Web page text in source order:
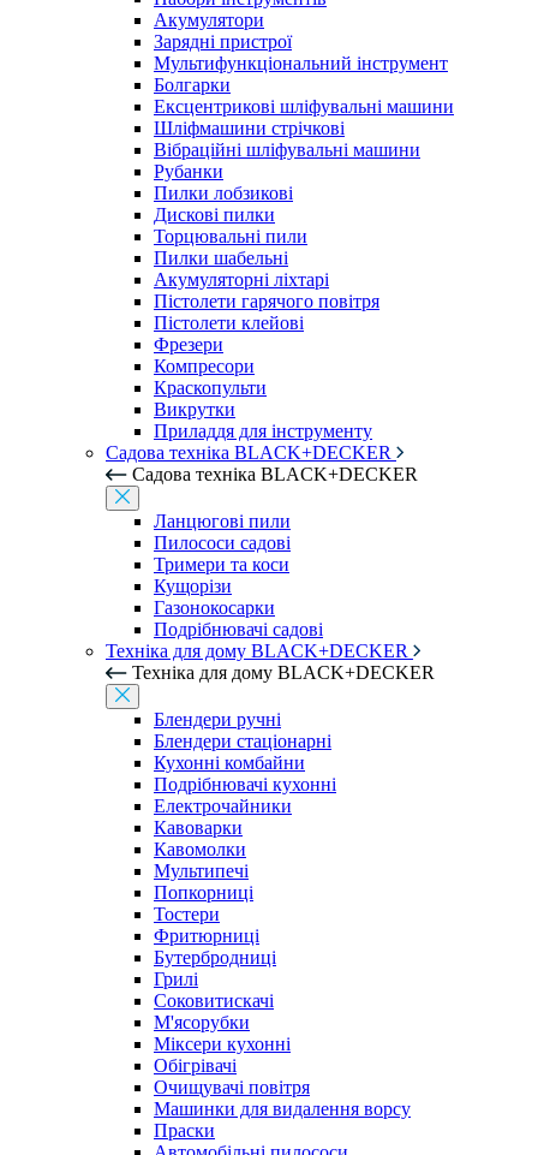
Акумулятори
Зарядні пристрої
Мультифункціональний інструмент
Болгарки
Ексцентрикові шліфувальні машини
Шліфмашини стрічкові
Вібраційні шліфувальні машини
Рубанки
Пилки лобзикові
Дискові пилки
Торцювальні пили
Пилки шабельні
Акумуляторні ліхтарі
Пістолети гарячого повітря
Пістолети клейові
Фрезери
Компресори
Краскопульти
Викрутки
Приладдя для інструменту
Садова техніка BLACK+DECKER
Садова техніка BLACK+DECKER
Ланцюгові пили
Пилососи садові
Тримери та коси
Кущорізи
Газонокосарки
Подрібнювачі садові
Техніка для дому BLACK+DECKER
Техніка для дому BLACK+DECKER
Блендери ручні
Блендери стаціонарні
Кухонні комбайни
Подрібнювачі кухонні
Електрочайники
Кавоварки
Кавомолки
Мультипечі
Попкорниці
Тостери
Фритюрниці
Бутербродниці
Грилі
Соковитискачі
М'ясорубки
Міксери кухонні
Обігрівачі
Очищувачі повітря
Машинки для видалення ворсу
Праски